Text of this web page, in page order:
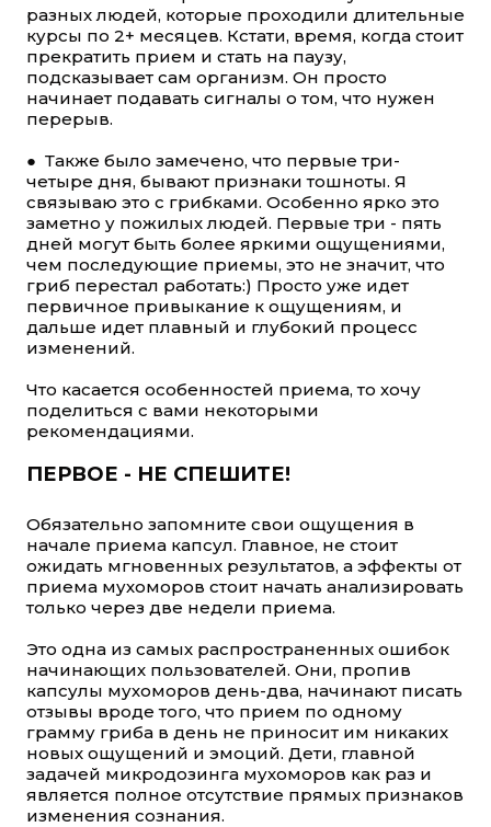
разных людей, которые проходили длительные
курсы по 2+ месяцев. Кстати, время, когда стоит
прекратить прием и стать на паузу,
подсказывает сам организм. Он просто
начинает подавать сигналы о том, что нужен
перерыв.
● Также было замечено, что первые три-
четыре дня, бывают признаки тошноты. Я
связываю это с грибками. Особенно ярко это
заметно у пожилых людей. Первые три - пять
дней могут быть более яркими ощущениями,
чем последующие приемы, это не значит, что
гриб перестал работать:) Просто уже идет
первичное привыкание к ощущениям, и
дальше идет плавный и глубокий процесс
изменений.
Что касается особенностей приема, то хочу
поделиться с вами некоторыми
рекомендациями.
ПЕРВОЕ - НЕ СПЕШИТЕ!
Обязательно запомните свои ощущения в
начале приема капсул. Главное, не стоит
ожидать мгновенных результатов, а эффекты от
приема мухоморов стоит начать анализировать
только через две недели приема.
Это одна из самых распространенных ошибок
начинающих пользователей. Они, пропив
капсулы мухоморов день-два, начинают писать
отзывы вроде того, что прием по одному
грамму гриба в день не приносит им никаких
новых ощущений и эмоций. Дети, главной
задачей микродозинга мухоморов как раз и
является полное отсутствие прямых признаков
изменения сознания.